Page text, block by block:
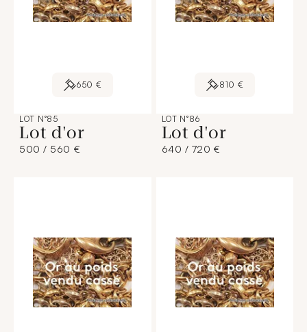
650 €
LOT N°85
Lot d'or
500 / 560 €
810 €
LOT N°86
Lot d'or
640 / 720 €